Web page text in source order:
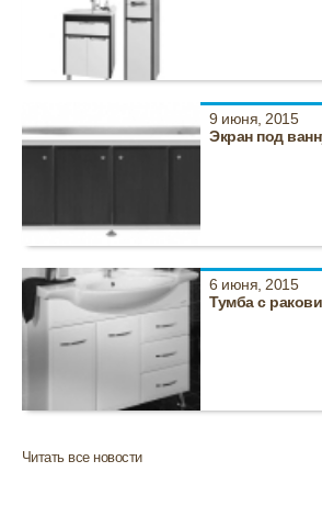
9 июня, 2015
Экран под
6 июня, 2015
Тумба с
Читать все новости